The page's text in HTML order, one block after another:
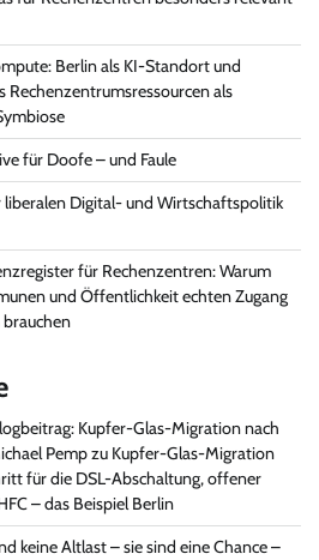
Berlin als KI-Standort und
Rechenzentrumsressourcen als
für Doofe – und Faule
liberalen Digital- und Wirtschaftspolitik
für Rechenzentren: Warum
und Öffentlichkeit echten Zugang
Kupfer-Glas-Migration nach
Pempzu Kupfer-Glas-Migration
für die DSL-Abschaltung, offener
– das Beispiel Berlin
keine Altlast – sie sind eine Chance –